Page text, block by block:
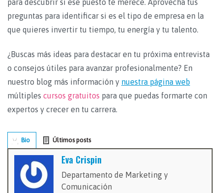
para descubrir si ese puesto te merece. Aprovecha tus
preguntas para identificar si es el tipo de empresa en la
que quieres invertir tu tiempo, tu energía y tu talento.
¿Buscas más ideas para destacar en tu próxima entrevista
o consejos útiles para avanzar profesionalmente? En
nuestro blog más información y nuestra página web
múltiples cursos gratuitos para que puedas formarte con
expertos y crecer en tu carrera.
Bio Últimos posts
Eva Crispin
Departamento de Marketing y
Comunicación